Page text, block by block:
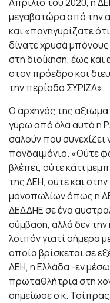
Απρίλιο του 2020, η
μεγαβατώρα από την
και «πανηγυρίζατε
δίνατε χρυσά
στη διοίκηση, έως
στον πρόεδρο και
την περίοδο ΣΥΡΙΖΑ».
Ο αρχηγός της
γύρω από όλα αυτά η
σαλούν που
πανδαιμόνιο. «Ούτε
βλέπει, ούτε κάτι
της ΔΕΗ, ούτε και
μονοπωλίων όπως η
ΔΕΔΔΗΕ σε ένα
σύμβαση, αλλά δεν
λοιπόν γιατί σήμερα
οποία βρίσκεται σε
ΔΕΗ, η Ελλάδα -εν μέσω
πρωταθλήτρια στη
σημείωσε ο κ.